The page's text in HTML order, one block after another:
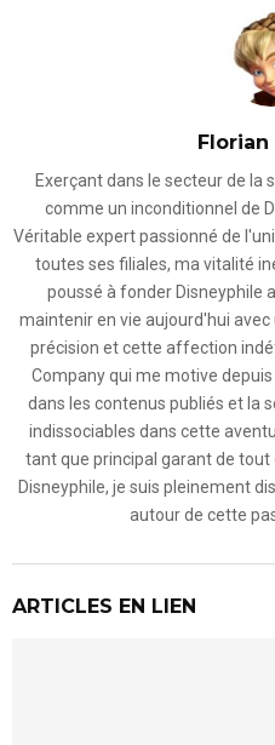
Exerçant dans le secteur de la
comme un inconditionnel de
Véritable expert passionné de
toutes ses filiales, ma vitalité
poussé à fonder Disneyphile
maintenir en vie aujourd'hui
précision et cette affection
Company qui me motive
dans les contenus publiés et la
indissociables dans cette
tant que principal garant de tout
Disneyphile, je suis pleinement
autour de cette
ARTICLES EN LIEN